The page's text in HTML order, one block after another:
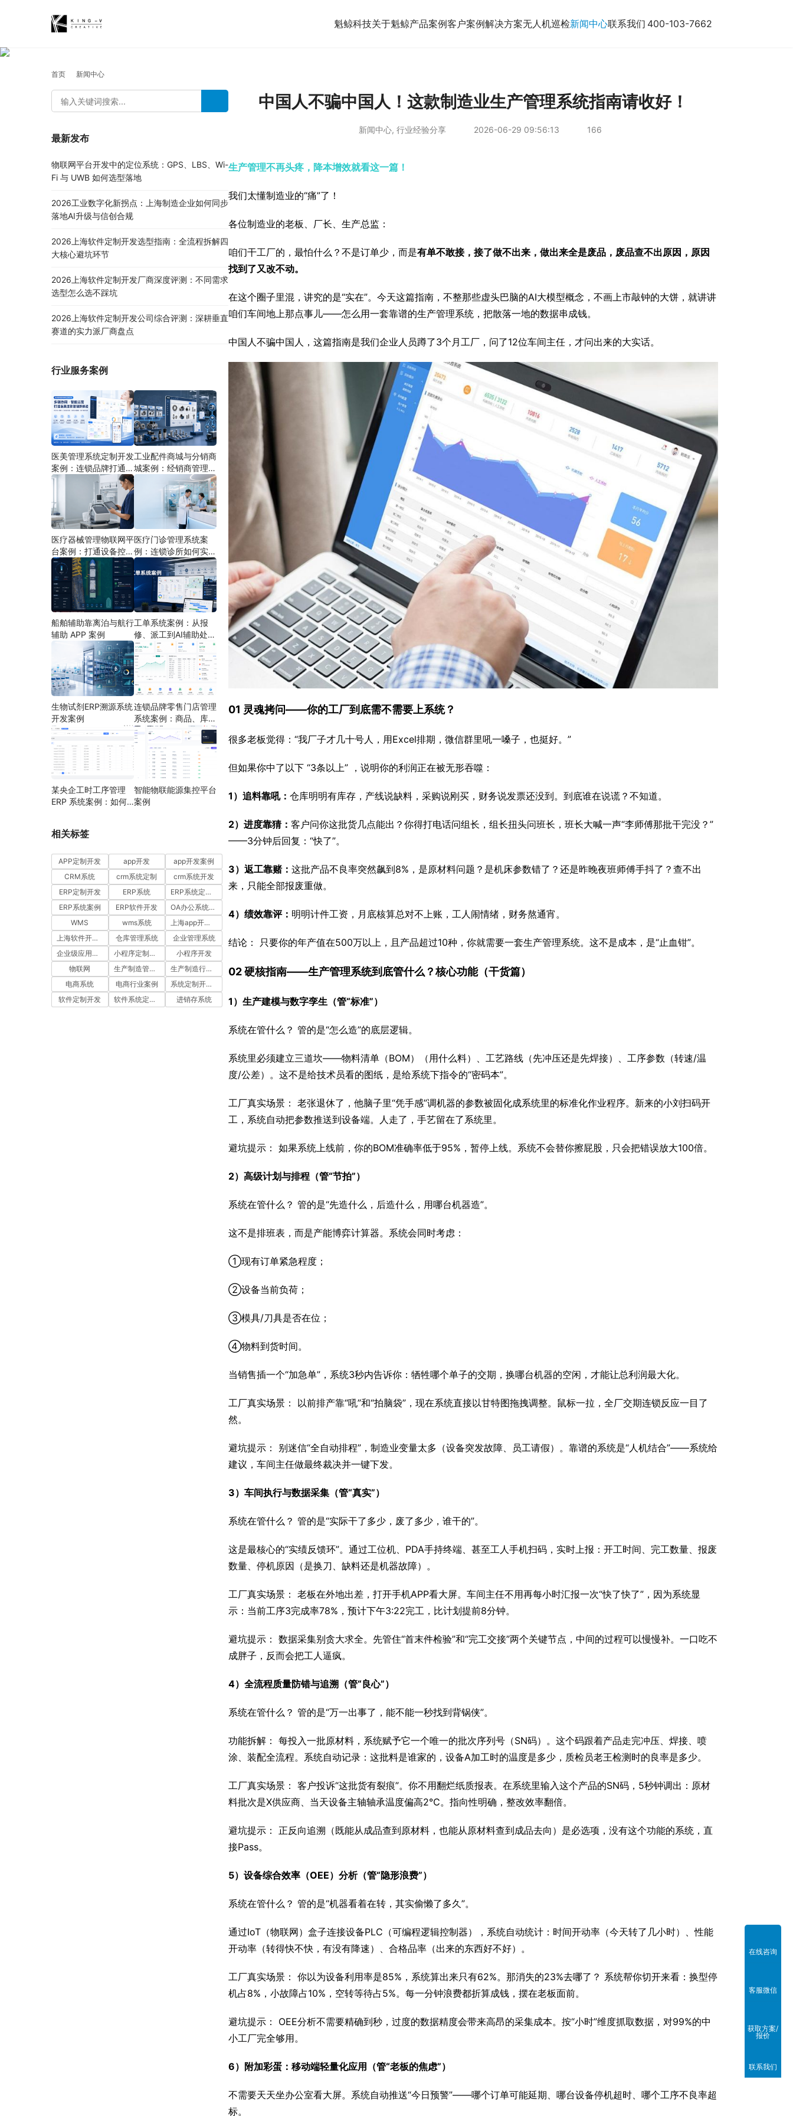
魁鲸科技关于魁鲸产品案例客户案例解决方案无人机巡检新闻中心联系我们 400-103-7662
首页 新闻中心
中国人不骗中国人！这款制造业生产管理系统指南请收好！
新闻中心, 行业经验分享 2026-06-29 09:56:13 166
生产管理不再头疼，降本增效就看这一篇！
我们太懂制造业的“痛”了！
各位制造业的老板、厂长、生产总监：
咱们干工厂的，最怕什么？不是订单少，而是有单不敢接，接了做不出来，做出来全是废品，废品查不出原因，原因
找到了又改不动。
在这个圈子里混，讲究的是“实在”。今天这篇指南，不整那些虚头巴脑的AI大模型概念，不画上市敲钟的大饼，就讲讲
咱们车间地上那点事儿——怎么用一套靠谱的生产管理系统，把散落一地的数据串成钱。
中国人不骗中国人，这篇指南是我们企业人员蹲了3个月工厂，问了12位车间主任，才问出来的大实话。
01 灵魂拷问——你的工厂到底需不需要上系统？
很多老板觉得：“我厂子才几十号人，用Excel排期，微信群里吼一嗓子，也挺好。”
但如果你中了以下 “3条以上” ，说明你的利润正在被无形吞噬：
1）追料靠吼： 仓库明明有库存，产线说缺料，采购说刚买，财务说发票还没到。到底谁在说谎？不知道。
2）进度靠猜： 客户问你这批货几点能出？你得打电话问组长，组长扭头问班长，班长大喊一声“李师傅那批干完没？”
——3分钟后回复：“快了”。
3）返工靠赌： 这批产品不良率突然飙到8%，是原材料问题？是机床参数错了？还是昨晚夜班师傅手抖了？查不出
来，只能全部报废重做。
4）绩效靠评： 明明计件工资，月底核算总对不上账，工人闹情绪，财务熬通宵。
结论： 只要你的年产值在500万以上，且产品超过10种，你就需要一套生产管理系统。这不是成本，是“止血钳”。
02 硬核指南——生产管理系统到底管什么？核心功能（干货篇）
1）生产建模与数字孪生（管“标准”）
系统在管什么？ 管的是“怎么造”的底层逻辑。
系统里必须建立三道坎——物料清单（BOM）（用什么料）、工艺路线（先冲压还是先焊接）、工序参数（转速/温
度/公差）。这不是给技术员看的图纸，是给系统下指令的“密码本”。
工厂真实场景： 老张退休了，他脑子里“凭手感”调机器的参数被固化成系统里的标准化作业程序。新来的小刘扫码开
工，系统自动把参数推送到设备端。人走了，手艺留在了系统里。
避坑提示： 如果系统上线前，你的BOM准确率低于95%，暂停上线。系统不会替你擦屁股，只会把错误放大100倍。
2）高级计划与排程（管“节拍”）
系统在管什么？ 管的是“先造什么，后造什么，用哪台机器造”。
这不是排班表，而是产能博弈计算器。系统会同时考虑：
①现有订单紧急程度；
②设备当前负荷；
③模具/刀具是否在位；
④物料到货时间。
当销售插一个“加急单”，系统3秒内告诉你：牺牲哪个单子的交期，换哪台机器的空闲，才能让总利润最大化。
工厂真实场景： 以前排产靠“吼”和“拍脑袋”，现在系统直接以甘特图拖拽调整。鼠标一拉，全厂交期连锁反应一目了
然。
避坑提示： 别迷信“全自动排程”，制造业变量太多（设备突发故障、员工请假）。靠谱的系统是“人机结合”——系统给
建议，车间主任做最终裁决并一键下发。
3）车间执行与数据采集（管“真实”）
系统在管什么？ 管的是“实际干了多少，废了多少，谁干的”。
这是最核心的“实绩反馈环”。通过工位机、PDA手持终端、甚至工人手机扫码，实时上报：开工时间、完工数量、报废
数量、停机原因（是换刀、缺料还是机器故障）。
工厂真实场景： 老板在外地出差，打开手机APP看大屏。车间主任不用再每小时汇报一次“快了快了”，因为系统显
示：当前工序3完成率78%，预计下午3:22完工，比计划提前8分钟。
避坑提示： 数据采集别贪大求全。先管住“首末件检验”和“完工交接”两个关键节点，中间的过程可以慢慢补。一口吃不
成胖子，反而会把工人逼疯。
4）全流程质量防错与追溯（管“良心”）
系统在管什么？ 管的是“万一出事了，能不能一秒找到背锅侠”。
功能拆解： 每投入一批原材料，系统赋予它一个唯一的批次序列号（SN码）。这个码跟着产品走完冲压、焊接、喷
涂、装配全流程。系统自动记录：这批料是谁家的，设备A加工时的温度是多少，质检员老王检测时的良率是多少。
工厂真实场景： 客户投诉“这批货有裂痕”。你不用翻烂纸质报表。在系统里输入这个产品的SN码，5秒钟调出：原材
料批次是X供应商、当天设备主轴轴承温度偏高2℃。指向性明确，整改效率翻倍。
避坑提示： 正反向追溯（既能从成品查到原材料，也能从原材料查到成品去向）是必选项，没有这个功能的系统，直
接Pass。
5）设备综合效率（OEE）分析（管“隐形浪费”）
系统在管什么？ 管的是“机器看着在转，其实偷懒了多久”。
通过IoT（物联网）盒子连接设备PLC（可编程逻辑控制器），系统自动统计：时间开动率（今天转了几小时）、性能
开动率（转得快不快，有没有降速）、合格品率（出来的东西好不好）。
工厂真实场景： 你以为设备利用率是85%，系统算出来只有62%。那消失的23%去哪了？ 系统帮你切开来看：换型停
机占8%，小故障占10%，空转等待占5%。每一分钟浪费都折算成钱，摆在老板面前。
避坑提示： OEE分析不需要精确到秒，过度的数据精度会带来高昂的采集成本。按“小时”维度抓取数据，对99%的中
小工厂完全够用。
6）附加彩蛋：移动端轻量化应用（管“老板的焦虑”）
不需要天天坐办公室看大屏。系统自动推送“今日预警”——哪个订单可能延期、哪台设备停机超时、哪个工序不良率超
标。
最新发布
物联网平台开发中的定位系统：GPS、LBS、Wi-
Fi 与 UWB 如何选型落地
2026工业数字化新拐点：上海制造企业如何同步
落地AI升级与信创合规
2026上海软件定制开发选型指南：全流程拆解四
大核心避坑环节
2026上海软件定制开发厂商深度评测：不同需求
选型怎么选不踩坑
2026上海软件定制开发公司综合评测：深耕垂直
赛道的实力派厂商盘点
行业服务案例
医美管理系统定制开发
案例：连锁品牌打通多
端协同
工业配件商城与分销商
城案例：经销商管理系
统如何分期建设
医疗器械管理物联网平
台案例：打通设备控
制、状态采集与远程运
维
医疗门诊管理系统案
例：连锁诊所如何实现
多门店协同运营
船舶辅助靠离泊与航行
辅助 APP 案例
工单系统案例：从报
修、派工到AI辅助处理
的定制开发方案
生物试剂ERP溯源系统
开发案例
连锁品牌零售门店管理
系统案例：商品、库
存、会员和门店运营如
何打通
某央企工时工序管理
ERP 系统案例：如何
智能物联能源集控平台
案例
相关标签
APP定制开发 app开发
app开发案例
CRM系统
crm系统定制
crm系统开发
ERP定制开发
ERP系统
ERP系统定制多少钱一套
ERP系统案例
ERP软件开发
OA办公系统开发
WMS
wms系统
上海app开发公司
上海软件开发公司
仓库管理系统
企业管理系统
企业级应用开发服务案例
小程序定制开发
小程序开发
物联网
生产制造管理系统
生产制造行业案例
电商系统
电商行业案例
系统定制开发案例
软件定制开发
软件系统定制开发 进销存系统
在线咨询
客服微信
获取方案/
报价
联系我们